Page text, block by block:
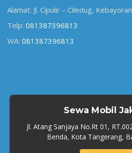
Alamat: Jl. Cipulir – Ciledug,
Telp: 081387396813
WA: 081387396813
Sewa Mobil
Jl. Atang Sanjaya No.Rt 01,
Benda, Kota Tangerang,